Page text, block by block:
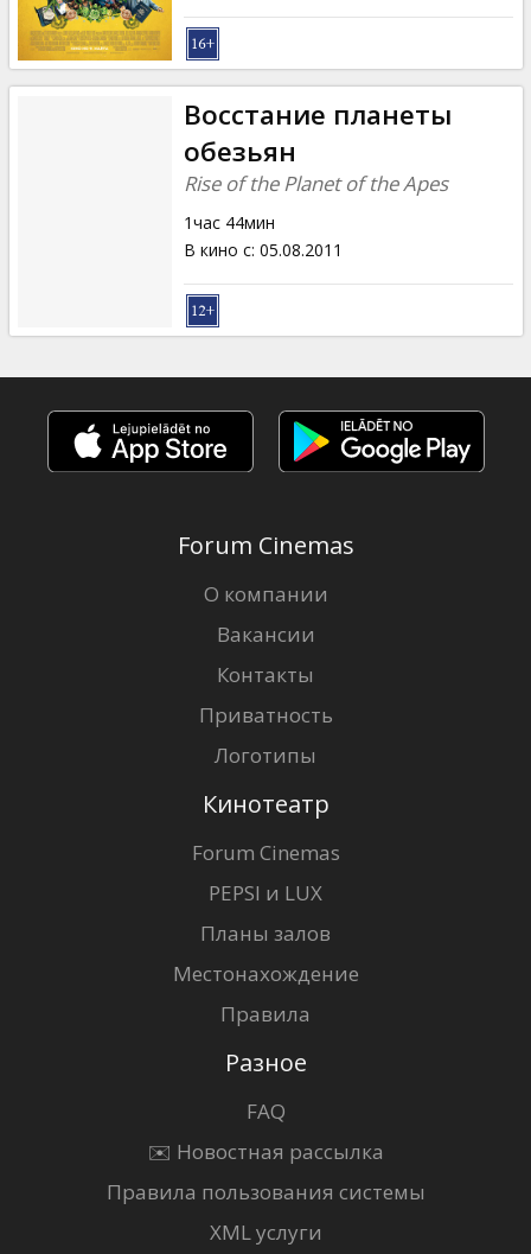
Восстание планеты
обезьян
Rise of the Planet of the Apes
1час 44мин
В кино с: 05.08.2011
Forum Cinemas
О компании
Вакансии
Контакты
Приватность
Логотипы
Кинотеатр
Forum Cinemas
PEPSI и LUX
Планы залов
Местонахождение
Правила
Разное
FAQ
✉️ Новостная рассылка
Правила пользования системы
XML услуги